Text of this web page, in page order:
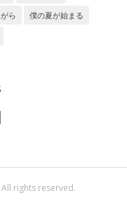
ら
僕の夏が始まる
rights reserved.